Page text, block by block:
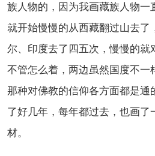
族人物的，因为我画藏族人物一
就开始慢慢的从西藏翻过山去了
尔、印度去了四五次，慢慢的就
不管怎么着，两边虽然国度不一
那种对佛教的信仰各方面都是通
了好几年，每年都过去，也画了
材。